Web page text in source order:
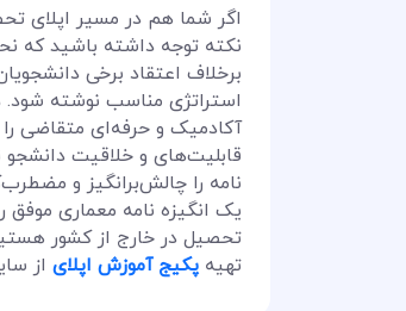
اگر شما هم در مسیر اپلای
برخلاف اعتقاد برخی
استراتژی مناسب نوشته شود.
قابلیت‌های و خلاقیت دانشجو
نامه را چالش‌برانگیز و
یک انگیزه نامه معماری موفق
تحصیل در خارج از کشور
تهیه پکیج آموزش اپلای از